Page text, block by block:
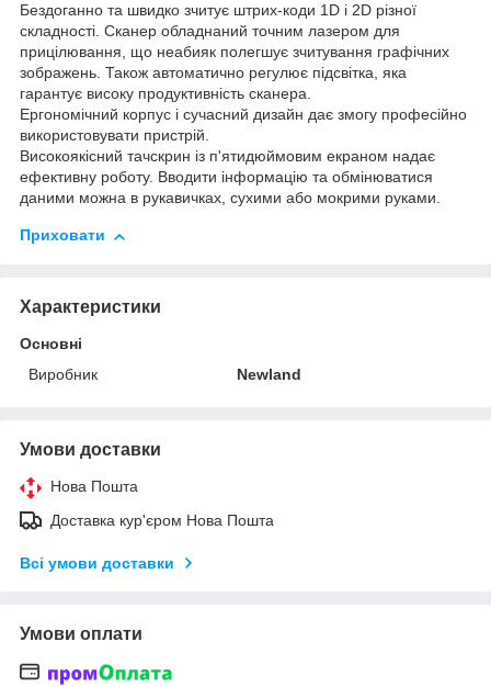
Бездоганно та швидко зчитує штрих-коди 1D і 2D різної
складності. Сканер обладнаний точним лазером для
прицілювання, що неабияк полегшує зчитування графічних
зображень. Також автоматично регулює підсвітка, яка
гарантує високу продуктивність сканера.
Ергономічний корпус і сучасний дизайн дає змогу професійно
використовувати пристрій.
Високоякісний тачскрин із п'ятидюймовим екраном надає
ефективну роботу. Вводити інформацію та обмінюватися
даними можна в рукавичках, сухими або мокрими руками.
Приховати
Характеристики
Основні
Виробник
Newland
Умови доставки
Нова Пошта
Доставка кур'єром Нова Пошта
Всі умови доставки
Умови оплати